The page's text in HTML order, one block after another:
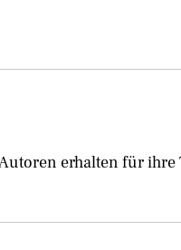
erhalten für